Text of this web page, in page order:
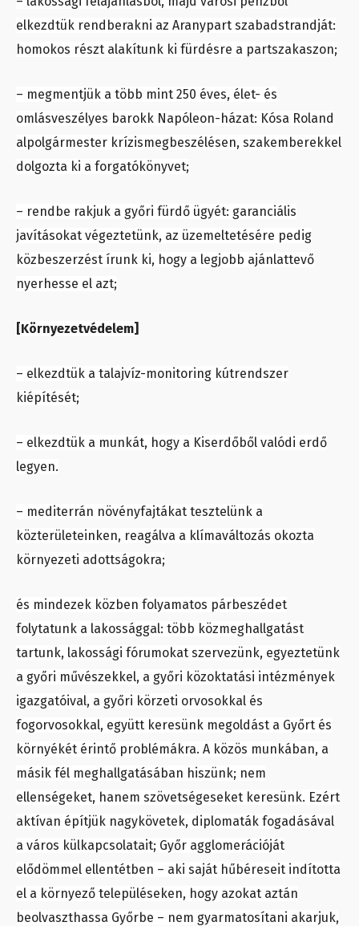
elkezdtük rendberakni az Aranypart szabadstrandját:
homokos részt alakítunk ki fürdésre a partszakaszon;
– megmentjük a több mint 250 éves, élet- és
omlásveszélyes barokk Napóleon-házat: Kósa Roland
alpolgármester krízismegbeszélésen, szakemberekkel
dolgozta ki a forgatókönyvet;
– rendbe rakjuk a győri fürdő ügyét: garanciális
javításokat végeztetünk, az üzemeltetésére pedig
közbeszerzést írunk ki, hogy a legjobb ajánlattevő
nyerhesse el azt;
[Környezetvédelem]
– elkezdtük a talajvíz-monitoring kútrendszer
kiépítését;
– elkezdtük a munkát, hogy a Kiserdőből valódi erdő
legyen.
– mediterrán növényfajtákat tesztelünk a
közterületeinken, reagálva a klímaváltozás okozta
környezeti adottságokra;
és mindezek közben folyamatos párbeszédet
folytatunk a lakossággal: több közmeghallgatást
tartunk, lakossági fórumokat szervezünk, egyeztetünk
a győri művészekkel, a győri közoktatási intézmények
igazgatóival, a győri körzeti orvosokkal és
fogorvosokkal, együtt keresünk megoldást a Győrt és
környékét érintő problémákra. A közös munkában, a
másik fél meghallgatásában hiszünk; nem
ellenségeket, hanem szövetségeseket keresünk. Ezért
aktívan építjük nagykövetek, diplomaták fogadásával
a város külkapcsolatait; Győr agglomerációját
elődömmel ellentétben – aki saját hűbéreseit indította
el a környező településeken, hogy azokat aztán
beolvaszthassa Győrbe – nem gyarmatosítani akarjuk,